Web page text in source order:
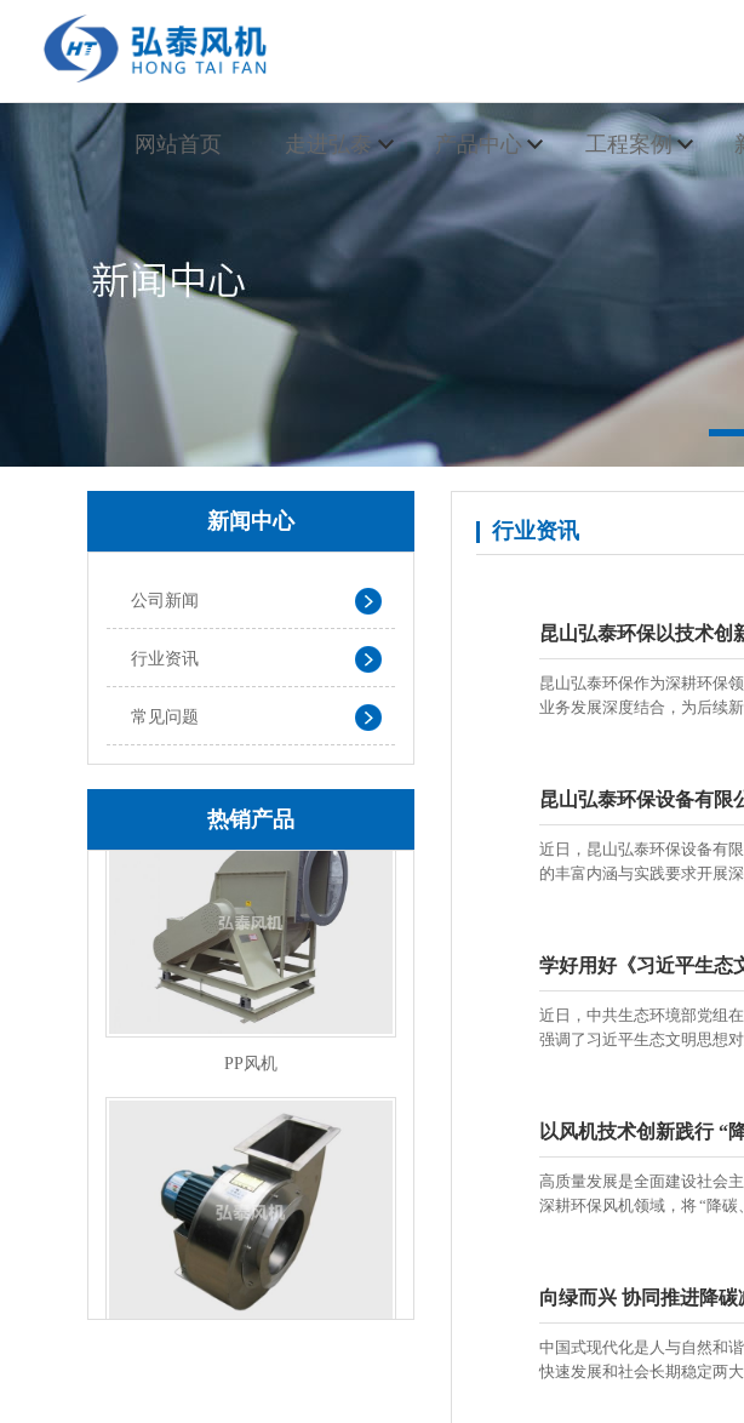
网站首页 走进弘泰
企业文化
走进弘泰>>
产品中心
玻璃钢风机
不锈钢风机
更多产品>>
工程案例
公司新闻
行业资讯
新闻中心
公司新闻
行业资讯
常见问题
热销产品
玻璃钢风机
PP风机
不锈钢风机
行业资讯
昆山弘泰环保以技术创
昆山弘泰环保作为深耕环保
业务发展深度结合，为后续
昆山弘泰环保设备有限
近日，昆山弘泰环保设备有
的丰富内涵与实践要求开展
学好用好《习近平生态
近日，中共生态环境部党组
强调了习近平生态文明思想
以风机技术创新践行 “
高质量发展是全面建设社会
深耕环保风机领域，将 “降
向绿而兴 协同推进降
中国式现代化是人与自然和
快速发展和社会长期稳定两